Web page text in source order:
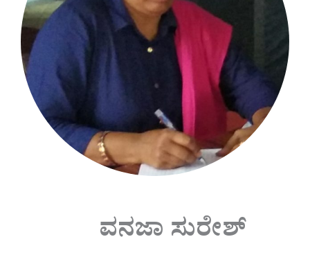
ವನಜಾ ಸುರೇಶ್